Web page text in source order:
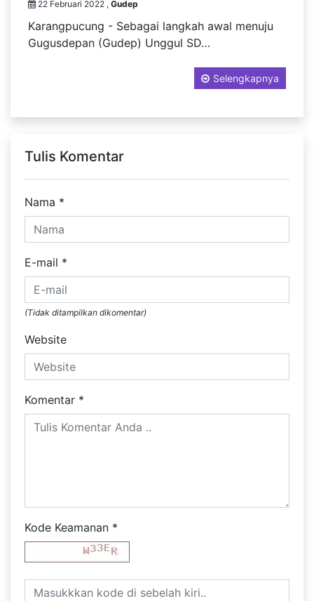
22 Februari 2022 , Gudep
Karangpucung - Sebagai langkah awal menuju
Gugusdepan (Gudep) Unggul SD…
Selengkapnya
Tulis Komentar
Nama *
E-mail *
(Tidak ditampilkan dikomentar)
Website
Komentar *
Kode Keamanan *